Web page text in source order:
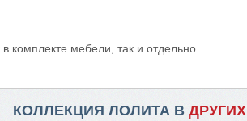
комплекте мебели, так и отдельно.
КОЛЛЕКЦИЯ ЛОЛИТА В ДРУГИХ